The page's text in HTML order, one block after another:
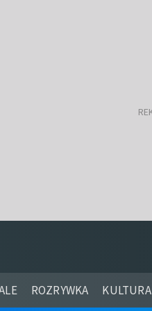
ROZRYWKA KULTURA